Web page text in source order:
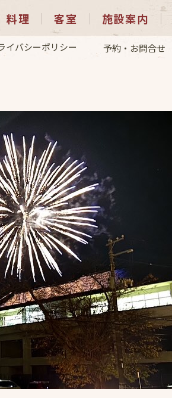
料理 客室 施設案内
イバシーポリシー 予約・お問合せ